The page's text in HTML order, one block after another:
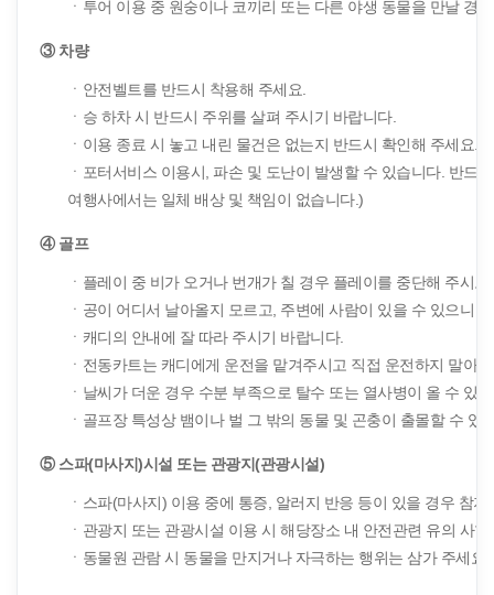
ㆍ투어 이용 중 원숭이나 코끼리 또는 다른 야생 동물을 만날 경
③ 차량
ㆍ안전벨트를 반드시 착용해 주세요.
ㆍ승 하차 시 반드시 주위를 살펴 주시기 바랍니다.
ㆍ이용 종료 시 놓고 내린 물건은 없는지 반드시 확인해 주세요.
ㆍ포터서비스 이용시, 파손 및 도난이 발생할 수 있습니다. 반
여행사에서는 일체 배상 및 책임이 없습니다.)
④ 골프
ㆍ플레이 중 비가 오거나 번개가 칠 경우 플레이를 중단해 주시
ㆍ공이 어디서 날아올지 모르고, 주변에 사람이 있을 수 있으니
ㆍ캐디의 안내에 잘 따라 주시기 바랍니다.
ㆍ전동카트는 캐디에게 운전을 맡겨주시고 직접 운전하지 말아
ㆍ날씨가 더운 경우 수분 부족으로 탈수 또는 열사병이 올 수 있
ㆍ골프장 특성상 뱀이나 벌 그 밖의 동물 및 곤충이 출몰할 수
⑤ 스파(마사지)시설 또는 관광지(관광시설)
ㆍ스파(마사지) 이용 중에 통증, 알러지 반응 등이 있을 경우 참
ㆍ관광지 또는 관광시설 이용 시 해당장소 내 안전관련 유의 사
ㆍ동물원 관람 시 동물을 만지거나 자극하는 행위는 삼가 주세